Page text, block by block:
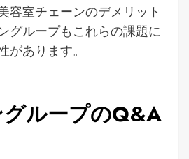
容室チェーンのデメリット
グループもこれらの課題に
があります。
ループのQ&A